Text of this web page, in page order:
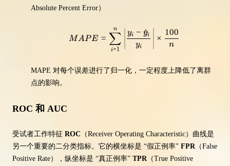
Absolute Percent Error）
MAPE = \sum_{i=1}^{n}
MAPE =
i=1
∑
n
yi
yi − y
^i ×
n
100
MAPE 对每个误差进行了归一化，一定程度上降低了离群
点的影响。
ROC 和 AUC
受试者工作特征 ROC （Receiver Operating Characteristic）曲线是
另一个重要的二分类指标。它的横坐标是 “假正例率” FPR （False
Positive Rate），纵坐标是 “真正例率” TPR （True Positive